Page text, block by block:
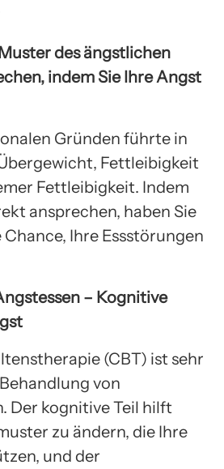
des ängstlichen
indem Sie Ihre Angst
Gründen führte in
Fettleibigkeit
Fettleibigkeit. Indem
ansprechen, haben Sie
Chance, Ihre Essstörungen
– Kognitive
(CBT) ist sehr
von
Der kognitive Teil hilft
zu ändern, die Ihre
und der